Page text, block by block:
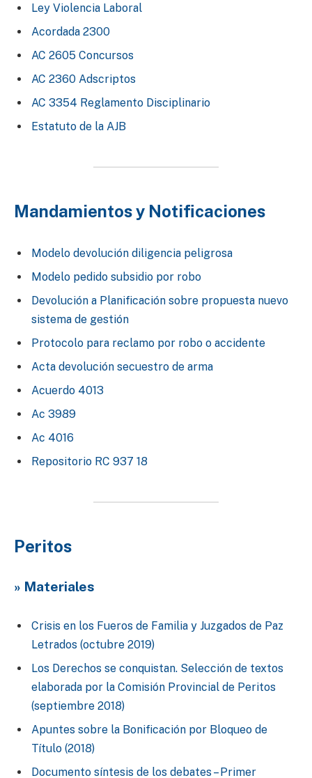
Ley Violencia Laboral
Acordada 2300
AC 2605 Concursos
AC 2360 Adscriptos
AC 3354 Reglamento Disciplinario
Estatuto de la AJB
Mandamientos y Notificaciones
Modelo devolución diligencia peligrosa
Modelo pedido subsidio por robo
Devolución a Planificación sobre propuesta nuevo
sistema de gestión
Protocolo para reclamo por robo o accidente
Acta devolución secuestro de arma
Acuerdo 4013
Ac 3989
Ac 4016
Repositorio RC 937 18
Peritos
» Materiales
Crisis en los Fueros de Familia y Juzgados de Paz
Letrados (octubre 2019)
Los Derechos se conquistan. Selección de textos
elaborada por la Comisión Provincial de Peritos
(septiembre 2018)
Apuntes sobre la Bonificación por Bloqueo de
Título (2018)
Documento síntesis de los debates – Primer